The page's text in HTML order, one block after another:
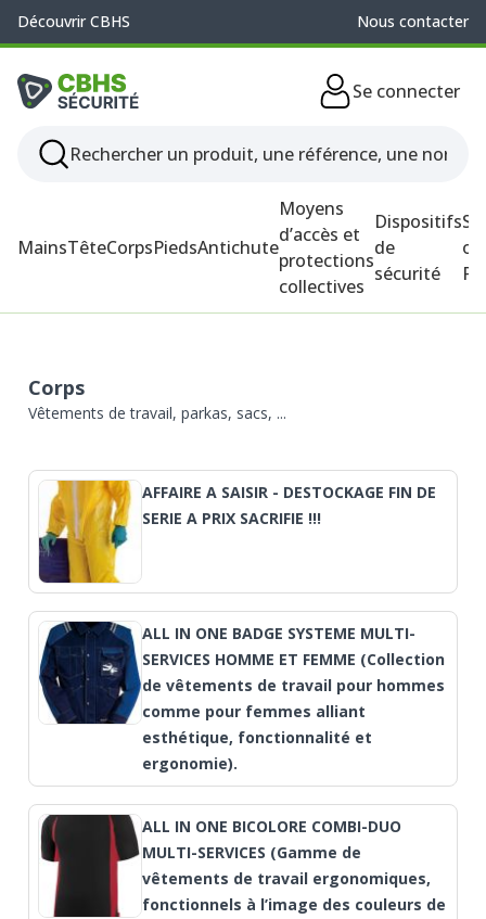
Découvrir CBHS Nous contacter
Se connecter
MainsTêteCorpsPiedsAntichute
Moyens
d’accès et
protections
collectives
Dispositifs
de
sécurité
Corps
Vêtements de travail, parkas, sacs, ...
AFFAIRE A SAISIR - DESTOCKAGE FIN DE
SERIE A PRIX SACRIFIE !!!
ALL IN ONE BADGE SYSTEME MULTI-
SERVICES HOMME ET FEMME (Collection
de vêtements de travail pour hommes
comme pour femmes alliant
esthétique, fonctionnalité et
ergonomie).
ALL IN ONE BICOLORE COMBI-DUO
MULTI-SERVICES (Gamme de
vêtements de travail ergonomiques,
fonctionnels à l’image des couleurs de